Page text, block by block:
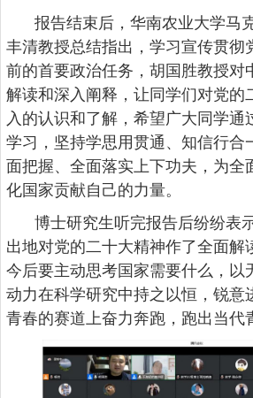
报告结束后，华南农业大学马
丰清教授总结指出，学习宣传贯彻
前的首要政治任务，胡国胜教授对
解读和深入阐释，让同学们对党的
入的认识和了解，希望广大同学通
学习，坚持学思用贯通、知信行合
面把握、全面落实上下功夫，为全
化国家贡献自己的力量。
博士研究生听完报告后纷纷表
出地对党的二十大精神作了全面解
今后要主动思考国家需要什么，以
动力在科学研究中持之以恒，锐意
青春的赛道上奋力奔跑，跑出当代